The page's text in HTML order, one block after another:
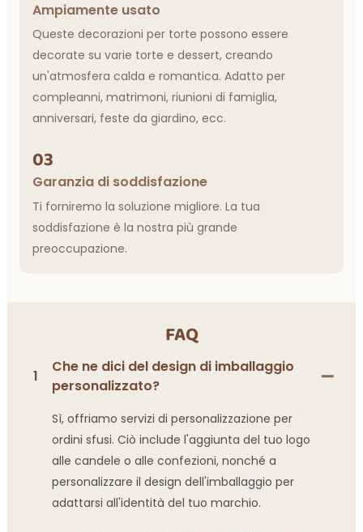
Ampiamente usato
Queste decorazioni per torte possono essere
decorate su varie torte e dessert, creando
un'atmosfera calda e romantica. Adatto per
compleanni, matrimoni, riunioni di famiglia,
anniversari, feste da giardino, ecc.
03
Garanzia di soddisfazione
Ti forniremo la soluzione migliore. La tua
soddisfazione è la nostra più grande
preoccupazione.
FAQ
1
Che ne dici del design di imballaggio
personalizzato?
Sì, offriamo servizi di personalizzazione per
ordini sfusi. Ciò include l'aggiunta del tuo logo
alle candele o alle confezioni, nonché a
personalizzare il design dell'imballaggio per
adattarsi all'identità del tuo marchio.